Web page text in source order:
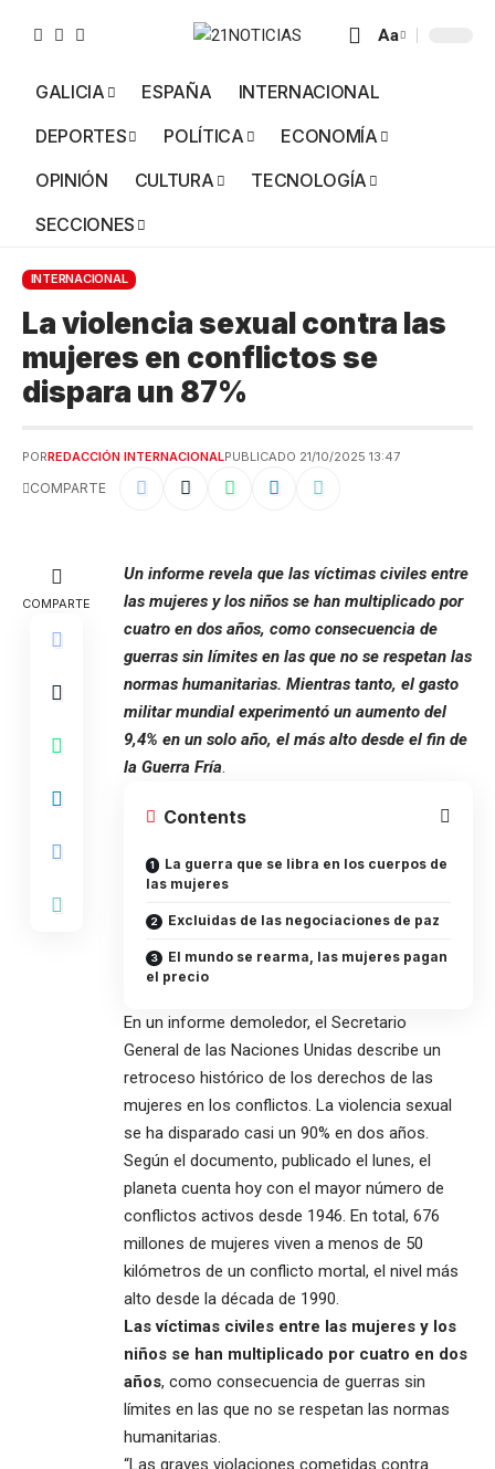
Aa
GALICIA ESPAÑA
INTERNACIONAL
DEPORTES
POLÍTICA
ECONOMÍA
OPINIÓN
CULTURA
TECNOLOGÍA
SECCIONES
INTERNACIONAL
La violencia sexual contra las
mujeres en conflictos se
dispara un 87%
PORREDACCIÓN INTERNACIONALPUBLICADO 21/10/2025 13:47
COMPARTE
COMPARTE
Un informe revela que las víctimas civiles entre
las mujeres y los niños se han multiplicado por
cuatro en dos años, como consecuencia de
guerras sin límites en las que no se respetan las
normas humanitarias. Mientras tanto, el gasto
militar mundial experimentó un aumento del
9,4% en un solo año, el más alto desde el fin de
la Guerra Fría
Contents
La guerra que se libra en los cuerpos de
las mujeres
Excluidas de las negociaciones de paz
El mundo se rearma, las mujeres pagan
el precio
En un informe demoledor, el Secretario
General de las Naciones Unidas describe un
retroceso histórico de los derechos de las
mujeres en los conflictos. La violencia sexual
se ha disparado casi un 90% en dos años.
Según el documento, publicado el lunes, el
planeta cuenta hoy con el mayor número de
conflictos activos desde 1946. En total, 676
millones de mujeres viven a menos de 50
kilómetros de un conflicto mortal, el nivel más
alto desde la década de 1990.
Las víctimas civiles entre las mujeres y los
niños se han multiplicado por cuatro en dos
años, como consecuencia de guerras sin
límites en las que no se respetan las normas
humanitarias.
“Las graves violaciones cometidas contra